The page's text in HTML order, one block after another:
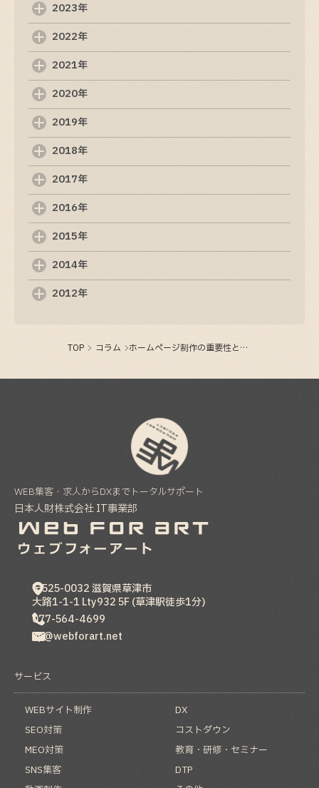
2025-09-07
ント
2025-09-06
ホームページ制作の基本を理解するためのガイド
制作ホームページの重要性と基本知識
ホームページ制作の基礎知識と成功のポイント
2023年
2022年
2021年
2020年
2019年
2018年
2017年
2016年
2015年
2014年
2012年
TOP コラム ホームページ制作の重要性と成功の秘訣
WEB集客・求人からDXまでトータルサポート
日本人財株式会社 IT事業部
〒525-0032滋賀県草津市
大路1-1-1 Lty932 5F (草津駅徒歩1分)
077-564-4699
hp@webforart.net
サービス
WEBサイト制作
SEO対策
MEO対策
SNS集客
DX
コストダウン
教育・研修・セミナー
DTP